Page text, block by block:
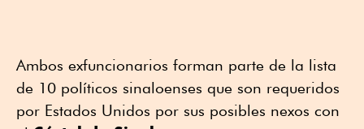
Ambos exfuncionarios forman parte de la lista
de 10 políticos sinaloenses que son requeridos
por Estados Unidos por sus posibles nexos con